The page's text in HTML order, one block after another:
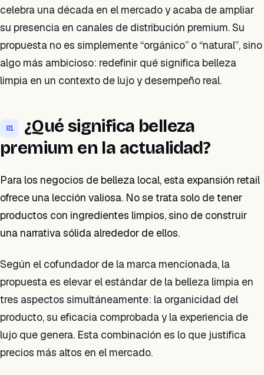
celebra una década en el mercado y acaba de ampliar
su presencia en canales de distribución premium. Su
propuesta no es simplemente “orgánico” o “natural”, sino
algo más ambicioso: redefinir qué significa belleza
limpia en un contexto de lujo y desempeño real.
01
¿Qué significa belleza
premium en la actualidad?
Para los negocios de belleza local, esta expansión retail
ofrece una lección valiosa. No se trata solo de tener
productos con ingredientes limpios, sino de construir
una narrativa sólida alrededor de ellos.
Según el cofundador de la marca mencionada, la
propuesta es elevar el estándar de la belleza limpia en
tres aspectos simultáneamente: la organicidad del
producto, su eficacia comprobada y la experiencia de
lujo que genera. Esta combinación es lo que justifica
precios más altos en el mercado.